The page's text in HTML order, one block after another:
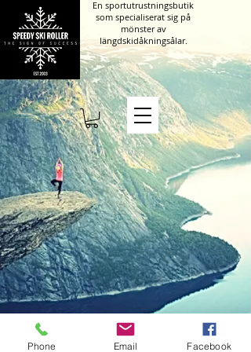
En sportutrustningsbutik
som specialiserat sig på
mönster av
längdskidåkningsålar.
Kumisevantie 460
Phone Email Facebook